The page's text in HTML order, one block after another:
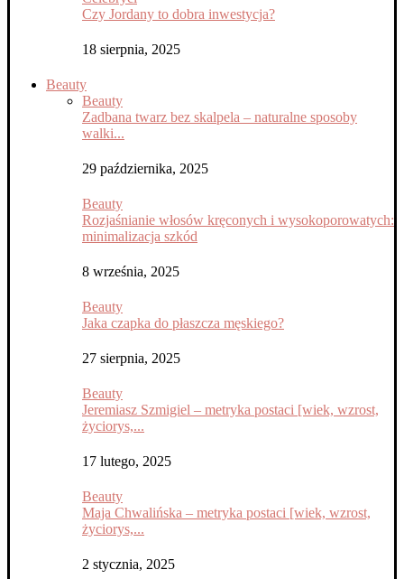
Czy Jordany to dobra inwestycja?
18 sierpnia, 2025
Beauty
Beauty
Zadbana twarz bez skalpela – naturalne sposoby
walki...
29 października, 2025
Beauty
Rozjaśnianie włosów kręconych i wysokoporowatych:
minimalizacja szkód
8 września, 2025
Beauty
Jaka czapka do płaszcza męskiego?
27 sierpnia, 2025
Beauty
Jeremiasz Szmigiel – metryka postaci [wiek, wzrost,
życiorys,...
17 lutego, 2025
Beauty
Maja Chwalińska – metryka postaci [wiek, wzrost,
życiorys,...
2 stycznia, 2025